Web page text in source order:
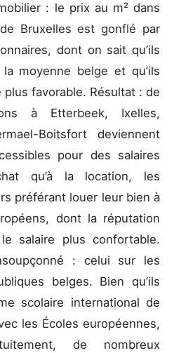
: le prix au m² dans
Bruxelles est gonflé par
dont on sait qu’ils
moyenne belge et qu’ils
favorable. Résultat : de
à Etterbeek, Ixelles,
Boitsfort deviennent
pour des salaires
qu’à la location, les
préférant louer leur bien à
dont la réputation
salaire plus confortable.
: celui sur les
belges. Bien qu’ils
scolaire international de
les Écoles européennes,
de nombreux